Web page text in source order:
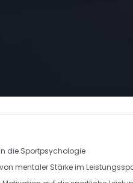
die Sportpsychologie
mentaler Stärkeim